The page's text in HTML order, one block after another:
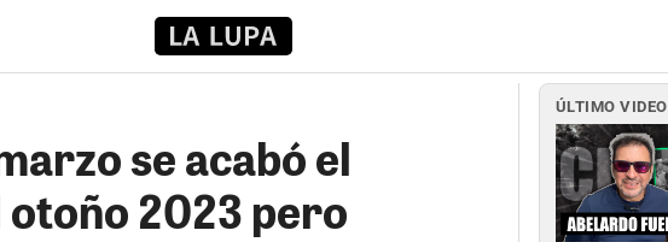
se acabó el
2023 pero
ÚLTIMO VIDEO